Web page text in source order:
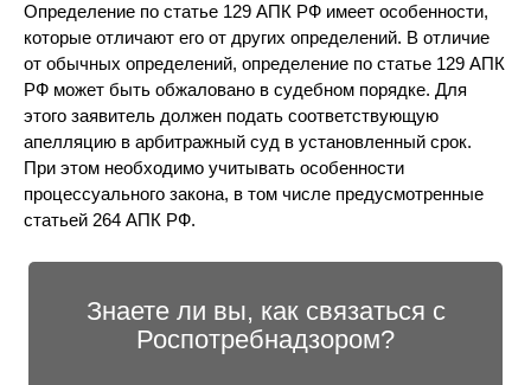
Определение по статье 129 АПК РФ имеет особенности,
которые отличают его от других определений. В отличие
от обычных определений, определение по статье 129 АПК
РФ может быть обжаловано в судебном порядке. Для
этого заявитель должен подать соответствующую
апелляцию в арбитражный суд в установленный срок.
При этом необходимо учитывать особенности
процессуального закона, в том числе предусмотренные
статьей 264 АПК РФ.
Знаете ли вы, как связаться с
Роспотребнадзором?